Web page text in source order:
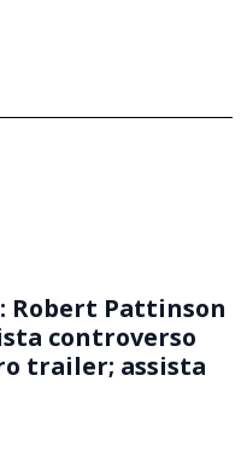
Robert Pattinson
controverso
trailer; assista